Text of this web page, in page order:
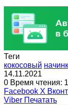
Теги
кокосовый
14.11.2021
0 Время чтения:
Facebook X
Viber Печатать